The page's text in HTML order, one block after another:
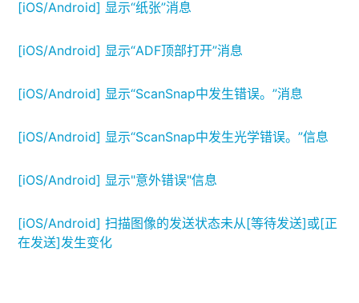
[iOS/Android] 显示“纸张”消息
[iOS/Android] 显示“ADF顶部打开”消息
[iOS/Android] 显示“ScanSnap中发生错误。”消息
[iOS/Android] 显示“ScanSnap中发生光学错误。”信息
[iOS/Android] 显示"意外错误"信息
[iOS/Android] 扫描图像的发送状态未从[等待发送]或[正
在发送]发生变化